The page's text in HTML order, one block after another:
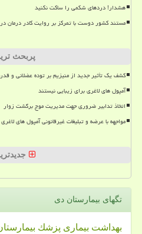
هشدار! دردهای شکمی را ساکت نکنید
مستند کشور دوست با تمرکز بر روایت کادر درمان
پربحث
کشف یک تأثیر جدید از منیزیم بر توده عضلانی و
آمپول های لاغری برای زیبایی نیستند
اتخاذ تدابیر ضروری جهت مدیریت موج برگشت زوار
مواجهه با عرضه و تبلیغات غیرقانونی آمپول های لاغری
تگهای بیمارستان دی
بهداشت بیماری پزشك